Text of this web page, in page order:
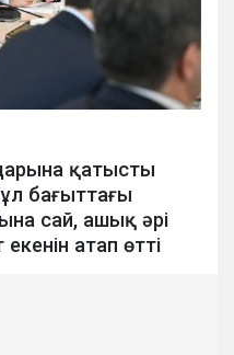
қатысты
бағыттағы
сай, ашық әрі
атап өтті